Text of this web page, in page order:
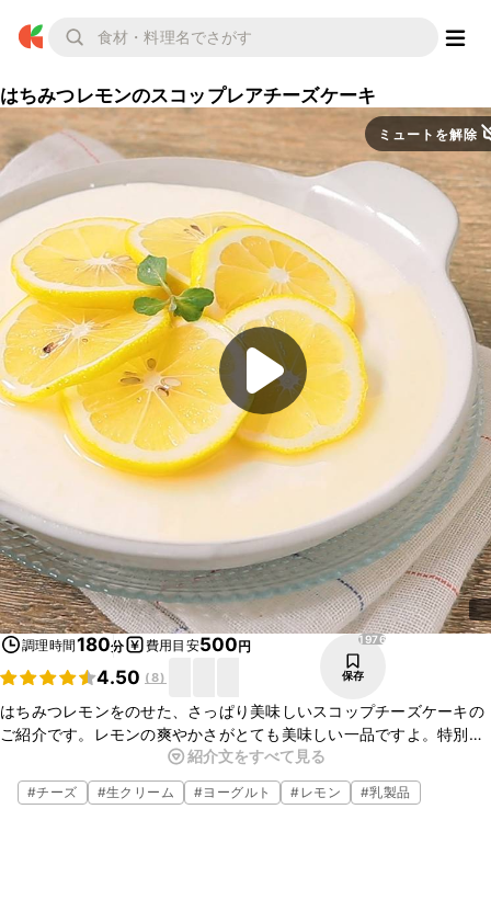
はちみつレモンのスコップレアチーズケーキ
ミュートを解除
調理時間180分 費用目安500円
4.50 (8)
1976
保存
はちみつレモンをのせた、さっぱり美味しいスコップチーズケーキの
ご紹介です。レモンの爽やかさがとても美味しい一品ですよ。特別な
型がなくてもお作りいただけます。おもてなしにもぴったりなので、
この機会にぜひ作ってみて下さいね。
紹介文をすべて見る
#チーズ #生クリーム #ヨーグルト #レモン #乳製品